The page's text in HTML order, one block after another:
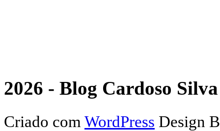
2026 - Blog Cardoso
Criado com WordPress Design